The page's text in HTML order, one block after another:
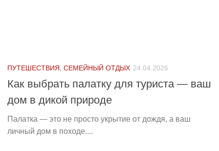
ПУТЕШЕСТВИЯ, СЕМЕЙНЫЙ ОТДЫХ 24.04.2026
Как выбрать палатку для туриста — ваш
дом в дикой природе
Палатка — это не просто укрытие от дождя, а ваш
личный дом в походе....